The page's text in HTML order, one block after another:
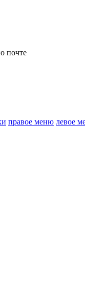
почте
правое меню левое